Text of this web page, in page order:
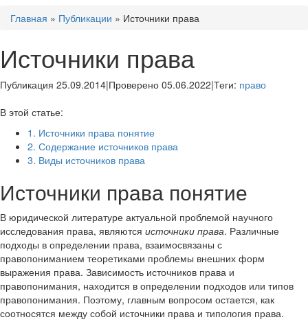
Главная » Публикации » Источники права
Источники права
Публикация 25.09.2014|Проверено 05.06.2022|Теги: право
В этой статье:
1. Источники права понятие
2. Содержание источников права
3. Виды источников права
Источники права понятие
В юридической литературе актуальной проблемой научного
исследования права, являются источники права. Различные
подходы в определении права, взаимосвязаны с
правопониманием теоретиками проблемы внешних форм
выражения права. Зависимость источников права и
правопонимания, находится в определении подходов или типов
правопонимания. Поэтому, главным вопросом остается, как
соотносятся между собой источники права и типология права.